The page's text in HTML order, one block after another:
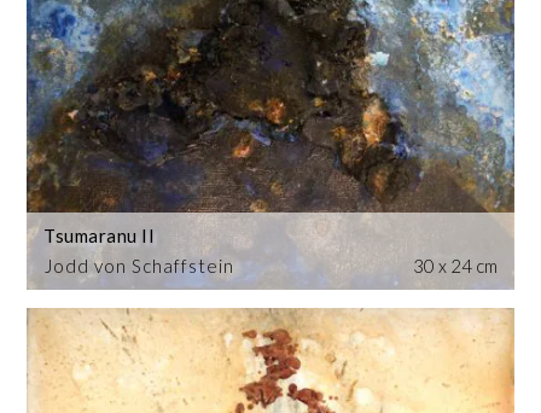
Jodd von Schaffstein
Tsumaranu II
30 x 24 cm